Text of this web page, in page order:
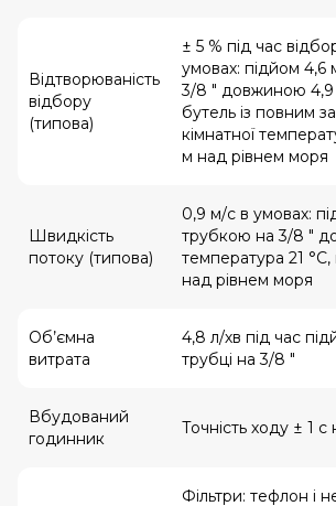
Відтворюваність
відбору
(типова)
± 5 % під час
умовах: підйом 4,6
3/8 ″ довжиною
бутель із повним
кімнатної
м над рівнем моря
Швидкість
потоку (типова)
0,9 м/с в умовах:
трубкою на 3/8 ″
температура 21
над рівнем моря
Об’ємна
витрата
4,8 л/хв під час
трубці на 3/8 ″
Вбудований
годинник
Точність ходу ± 1
Фільтри: тефлон і